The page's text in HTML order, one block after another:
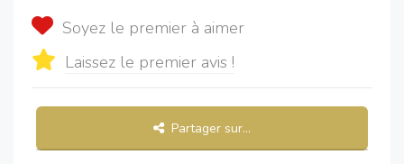
Soyez le premier à aimer
Laissez le premier avis !
Partager sur...